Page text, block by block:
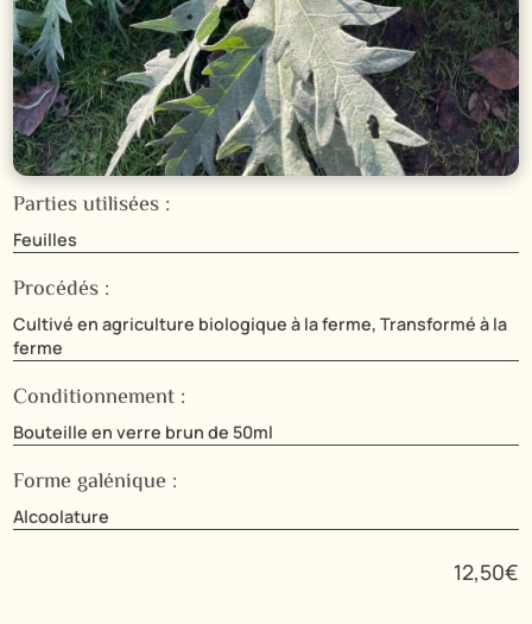
Parties utilisées :
Feuilles
Procédés :
Cultivé en agriculture biologique à la ferme, Transformé à la
ferme
Conditionnement :
Bouteille en verre brun de 50ml
Forme galénique :
Alcoolature
12,50€